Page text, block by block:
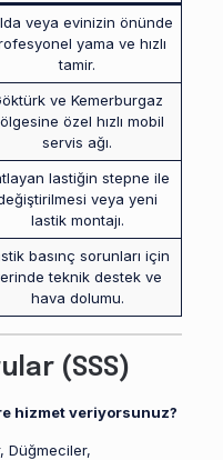
veya evinizin önünde
yama ve hızlı
tamir.
ve Kemerburgaz
özel hızlı mobil
servis ağı.
lastiğin stepne ile
veya yeni
lastik montajı.
basınç sorunları için
teknik destek ve
hava dolumu.
(SSS)
hizmet veriyorsunuz?
Düğmeciler,